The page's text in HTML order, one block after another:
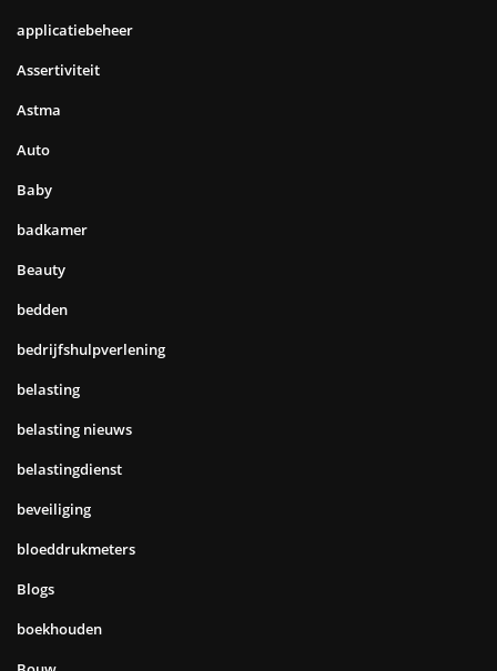
applicatiebeheer
Assertiviteit
Astma
Auto
Baby
badkamer
Beauty
bedden
bedrijfshulpverlening
belasting
belasting nieuws
belastingdienst
beveiliging
bloeddrukmeters
Blogs
boekhouden